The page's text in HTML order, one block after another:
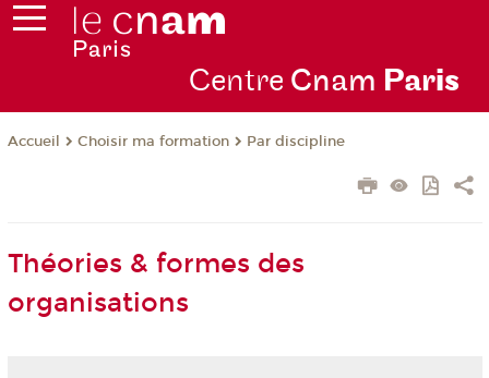
Centre Cnam Paris
Accueil Choisir ma formation Par discipline
Théories & formes des
organisations